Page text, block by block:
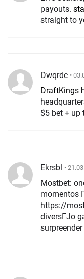
payouts.
straight to
Dwqrdc •
DraftKings
$5 bet + up
Ekrsbl •
Mostbet:
momentos
https://
diversГЈo
surpreender